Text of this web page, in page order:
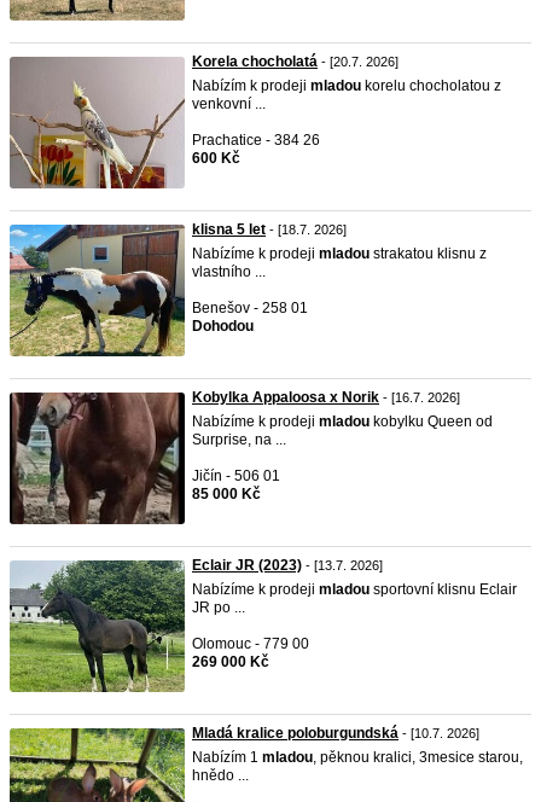
Korela chocholatá - [20.7. 2026]
Nabízím k prodeji mladou korelu chocholatou z
venkovní ...
Prachatice - 384 26
600 Kč
klisna 5 let - [18.7. 2026]
Nabízíme k prodeji mladou strakatou klisnu z
vlastního ...
Benešov - 258 01
Dohodou
Kobylka Appaloosa x Norik - [16.7. 2026]
Nabízíme k prodeji mladou kobylku Queen od
Surprise, na ...
Jičín - 506 01
85 000 Kč
Eclair JR (2023) - [13.7. 2026]
Nabízíme k prodeji mladou sportovní klisnu Eclair
JR po ...
Olomouc - 779 00
269 000 Kč
Mladá kralice poloburgundská - [10.7. 2026]
Nabízím 1 mladou, pěknou kralici, 3mesice starou,
hnědo ...